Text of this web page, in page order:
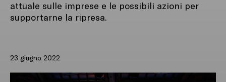
attuale sulle imprese e le possibili azioni per
supportarne la ripresa.
23 giugno 2022